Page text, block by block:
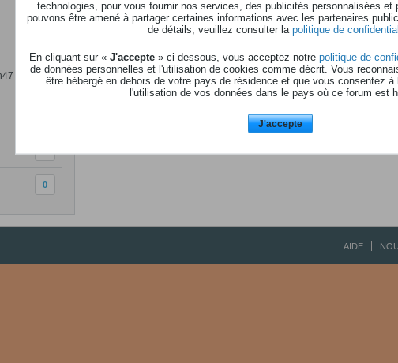
0
Aucune
AIDE
technologies, pour vous fournir nos services, des publicités personnalisées et
pouvons être amené à partager certaines informations avec les partenaires
de détails, veuillez consulter la politique de
En cliquant sur « J'accepte » ci-dessous, vous acceptez notre politique de
de données personnelles et l'utilisation de cookies comme décrit. Vous
être hébergé en dehors de votre pays de résidence et que vous consentez
l'utilisation de vos données dans le pays où ce forum est
J'accepte